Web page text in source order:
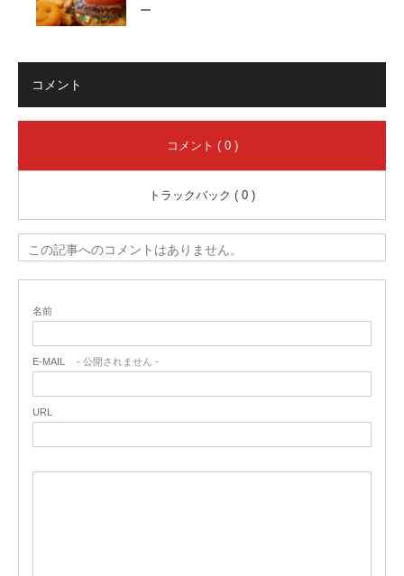
ー
コメント
コメント ( 0 )
トラックバック ( 0 )
この記事へのコメントはありません。
名前
E-MAIL - 公開されません -
URL